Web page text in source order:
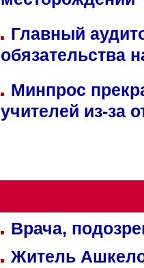
Главный
обязательства
Минпрос
учителей из-за
Врача,
Житель